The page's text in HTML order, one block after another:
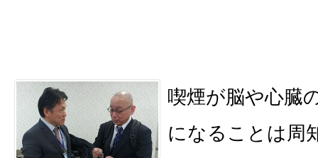
喫煙が脳や心臓
になることは周